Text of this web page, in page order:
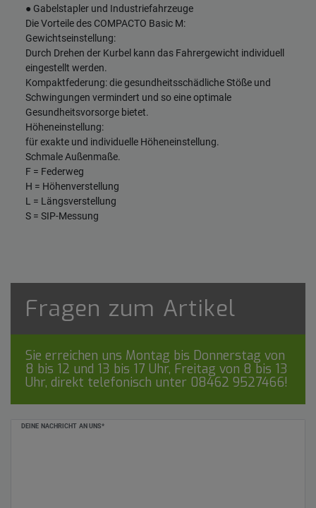
● Gabelstapler und Industriefahrzeuge
Die Vorteile des COMPACTO Basic M:
Gewichtseinstellung:
Durch Drehen der Kurbel kann das Fahrergewicht individuell
eingestellt werden.
Kompaktfederung: die gesundheitsschädliche Stöße und
Schwingungen vermindert und so eine optimale
Gesundheitsvorsorge bietet.
Höheneinstellung:
für exakte und individuelle Höheneinstellung.
Schmale Außenmaße.
F = Federweg
H = Höhenverstellung
L = Längsverstellung
S = SIP-Messung
Fragen zum Artikel
Sie erreichen uns Montag bis Donnerstag von
8 bis 12 und 13 bis 17 Uhr, Freitag von 8 bis 13
Uhr, direkt telefonisch unter 08462 9527466!
DEINE NACHRICHT AN UNS*
Ceres::Template.mailFormHoneypotLabel